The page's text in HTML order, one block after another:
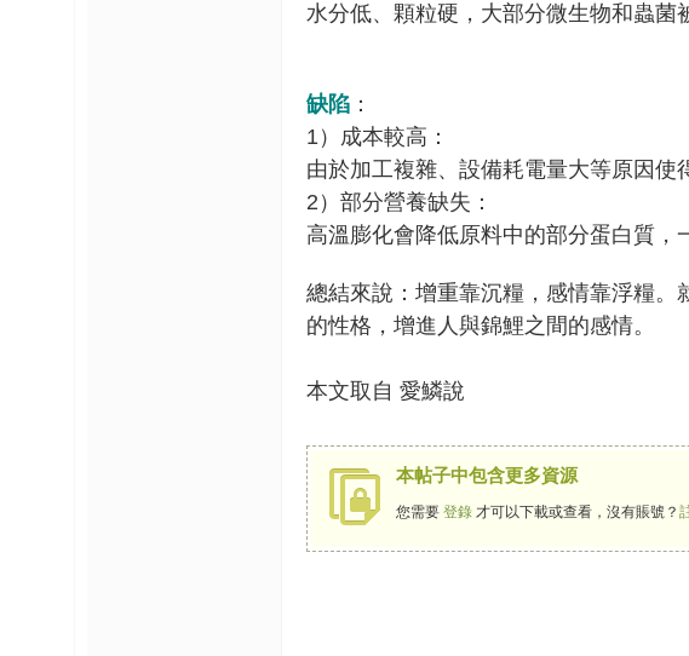
水分低、顆粒硬，大部分微生物和蟲菌
缺陷 ：
1）成本較高：
由於加工複雜、設備耗電量大等原因使
2 ）部分營養缺失：
高溫膨化會降低原料中的部分蛋白質，
總結來說：增重靠沉糧，感情靠浮糧。
的性格，增進人與錦鯉之間的感情。
本文取自 愛鱗說
本帖子中包含更多資源
您需要 登錄 才可以下載或查看，沒有賬號？